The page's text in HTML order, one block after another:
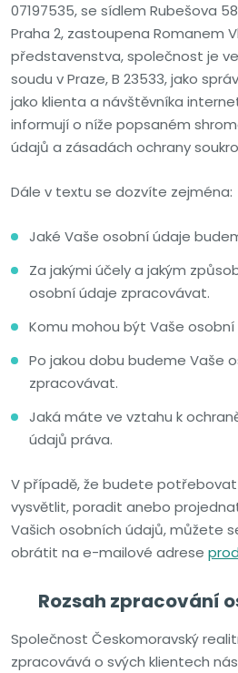
07197535, se sídlem Rubešova
Praha 2, zastoupena Romanem
představenstva, společnost je
soudu v Praze, B 23533, jako
jako klienta a návštěvníka
informují o níže popsaném
údajů a zásadách ochrany
Dále v textu se dozvíte zejména:
Jaké Vaše osobní údaje
Za jakými účely a jakým
osobní údaje zpracovávat.
Komu mohou být Vaše
Po jakou dobu budeme Vaše
zpracovávat.
Jaká máte ve vztahu k
údajů práva.
V případě, že budete
vysvětlit, poradit anebo
Vašich osobních údajů, můžete
obrátit na e-mailové adrese
Rozsah zpracování
Společnost Českomoravský
zpracovává o svých klientech